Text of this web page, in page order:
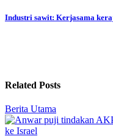
navigation
Industri sawit: Kerjasama
Related Posts
Berita Utama